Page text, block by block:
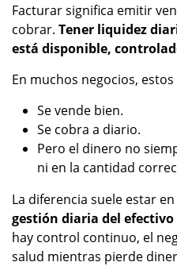
Facturar significa emitir
cobrar. Tener liquidez
está disponible,
En muchos negocios,
Se vende bien.
Se cobra a diario.
Pero el dinero no
ni en la cantidad
La diferencia suele estar
gestión diaria del efectivo
hay control continuo, el
salud mientras pierde